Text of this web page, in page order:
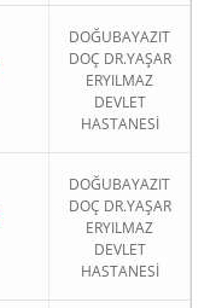
DOĞUBAYAZIT
DOÇ DR.YAŞAR
ERYILMAZ
DEVLET
HASTANESİ
DOĞUBAYAZIT
DOÇ DR.YAŞAR
ERYILMAZ
DEVLET
HASTANESİ